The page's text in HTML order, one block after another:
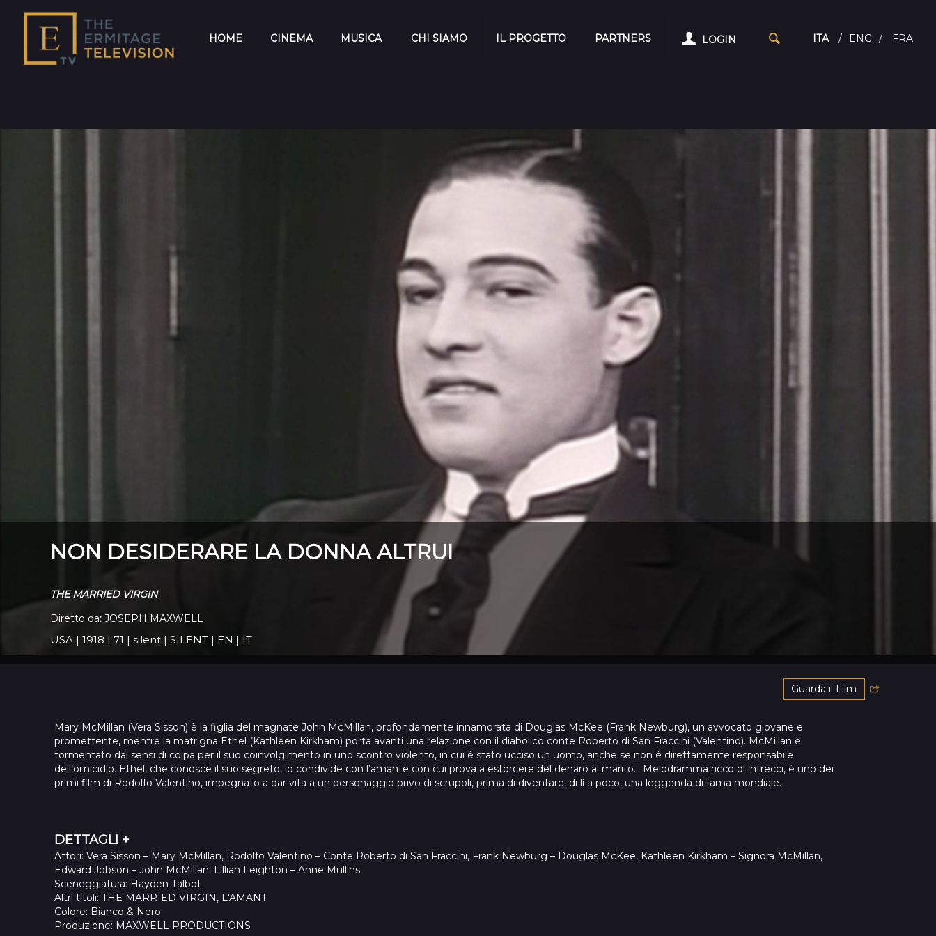
HOME CINEMA MUSICA CHI SIAMO IL PROGETTO PARTNERS LOGIN ITA / ENG / FRA
NON DESIDERARE LA DONNA ALTRUI
THE MARRIED VIRGIN
Diretto da: JOSEPH MAXWELL
USA | 1918 | 71 | silent | SILENT | EN | IT
Mary McMillan (Vera Sisson) è la figlia del magnate John McMillan, profondamente innamorata di Douglas McKee (Frank Newburg), un avvocato giovane e
promettente, mentre la matrigna Ethel (Kathleen Kirkham) porta avanti una relazione con il diabolico conte Roberto di San Fraccini (Valentino). McMillan è
tormentato dai sensi di colpa per il suo coinvolgimento in uno scontro violento, in cui è stato ucciso un uomo, anche se non è direttamente responsabile
dell’omicidio. Ethel, che conosce il suo segreto, lo condivide con l’amante con cui prova a estorcere del denaro al marito… Melodramma ricco di intrecci, è uno dei
primi film di Rodolfo Valentino, impegnato a dar vita a un personaggio privo di scrupoli, prima di diventare, di lì a poco, una leggenda di fama mondiale.
DETTAGLI +
Attori: Vera Sisson – Mary McMillan, Rodolfo Valentino – Conte Roberto di San Fraccini, Frank Newburg – Douglas McKee, Kathleen Kirkham – Signora McMillan,
Edward Jobson – John McMillan, Lillian Leighton – Anne Mullins
Sceneggiatura: Hayden Talbot
Altri titoli: THE MARRIED VIRGIN, L'AMANT
Colore: Bianco & Nero
Produzione: MAXWELL PRODUCTIONS
Guarda il Film